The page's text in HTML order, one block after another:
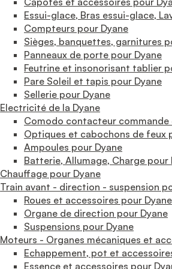
Essui-glace, Bras essui-glace,
Compteurs pour Dyane
Sièges, banquettes, garnitures
Panneaux de porte pour Dyane
Feutrine et insonorisant tablier
Pare Soleil et tapis pour Dyane
Sellerie pour Dyane
Electricité de la Dyane
Comodo contacteur
Optiques et cabochons de feux
Ampoules pour Dyane
Batterie, Allumage, Charge pour
Chauffage pour Dyane
Train avant - direction - suspension
Roues et accessoires pour Dyane
Organe de direction pour Dyane
Suspensions pour Dyane
Moteurs - Organes mécaniques et
Echappement, pot et
Essence et accessoires pour